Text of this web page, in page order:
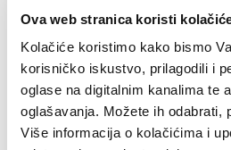
Ova web stranica koristi
Kolačiće koristimo kako bismo
korisničko iskustvo, prilagodili i
oglase na digitalnim kanalima te
oglašavanja. Možete ih odabrati,
Više informacija o kolačićima i
Mogući uzroci halucinacija
Iako se halucinacije obično
poremećajima, postoje mnogi
pojave.
Uzimajući u obzir višestruke